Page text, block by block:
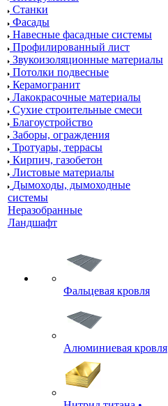
Станки
Фасады
Навесные фасадные системы
Профилированный лист
Звукоизоляционные материалы
Потолки подвесные
Керамогранит
Лакокрасочные материалы
Сухие строительные смеси
Благоустройство
Заборы, ограждения
Тротуары, террасы
Кирпич, газобетон
Листовые материалы
Дымоходы, дымоходные
системы
Неразобранные
Ландшафт
Фальцевая кровля
Алюминиевая кровля